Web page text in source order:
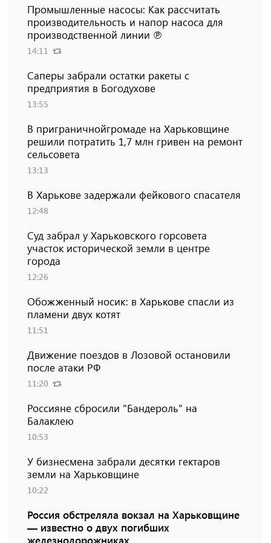
Промышленные насосы: Как рассчитать
производительность и напор насоса для
производственной линии ℗
14:11
Саперы забрали остатки ракеты с
предприятия в Богодухове
13:55
В приграничнойгромаде на Харьковщине
решили потратить 1,7 млн ​​гривен на ремонт
сельсовета
13:13
В Харькове задержали фейкового спасателя
12:48
Суд забрал у Харьковского горсовета
участок исторической земли в центре
города
12:26
Обожженный носик: в Харькове спасли из
пламени двух котят
11:51
Движение поездов в Лозовой остановили
после атаки РФ
11:20
Россияне сбросили "Бандероль" на
Балаклею
10:53
У бизнесмена забрали десятки гектаров
земли на Харьковщине
10:22
Россия обстреляла вокзал на Харьковщине
— известно о двух погибших
железнодорожниках